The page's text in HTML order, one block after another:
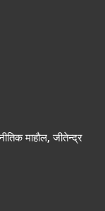
माहौल, जीतेन्द्र